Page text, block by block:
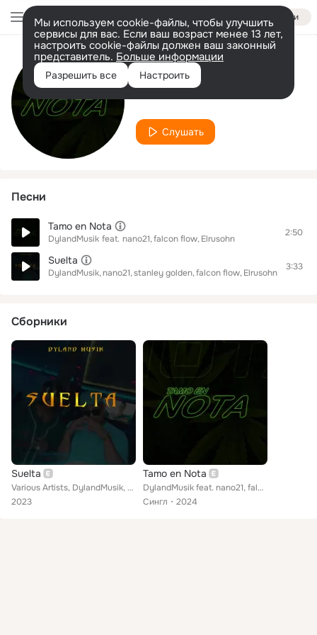
Войти
Мы используем cookie-файлы, чтобы улучшить
сервисы для вас. Если ваш возраст менее 13 лет,
настроить cookie-файлы должен ваш законный
представитель. Больше информации
Разрешить все Настроить
Исполнитель
falcon flow
Слушать
Песни
Tamo en Nota
DylandMusik feat. nano21 falcon flow Elrusohn
2:50
Suelta
DylandMusik nano21 stanley golden falcon flow Elrusohn
3:33
Сборники
Suelta
Various Artists, DylandMusik, nano21, stanley golden, falcon flow, Elrusohn
2023
Tamo en Nota
DylandMusik feat. nano21, falcon flow, Elrusohn
Сингл
2024